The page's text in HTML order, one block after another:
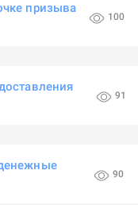
призыва
100
91
90